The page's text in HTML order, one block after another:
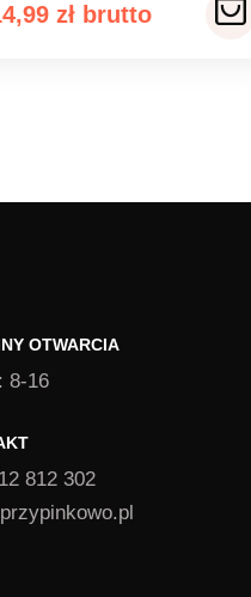
zł
OTWARCIA
8-16
812 302